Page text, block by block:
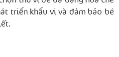
triển khẩu vị và đảm bảo bé